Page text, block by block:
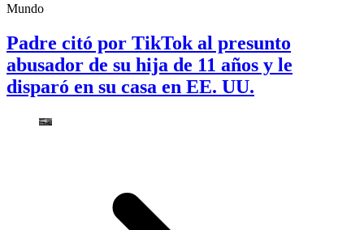
Mundo
Padre citó por TikTok al presunto
abusador de su hija de 11 años y le
disparó en su casa en EE. UU.